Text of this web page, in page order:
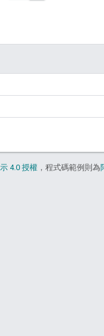
4.0 授權 ，程式碼範例則為